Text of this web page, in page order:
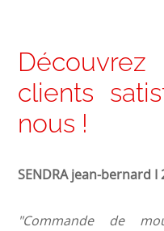
clients
nous !
SENDRA jean-bernard I
"Commande de